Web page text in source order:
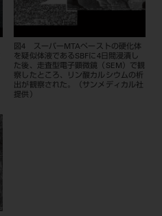
図4 スーパーMTAペーストの硬化体
を疑似体液であるSBFに4日間浸漬し
た後、走査型電子顕微鏡（SEM）で観
察したところ、リン酸カルシウムの析
出が観察された。（サンメディカル社
提供）